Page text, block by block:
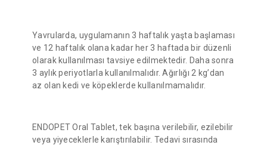
Yavrularda, uygulamanın 3 haftalık yaşta başlaması
ve 12 haftalık olana kadar her 3 haftada bir düzenli
olarak kullanılması tavsiye edilmektedir. Daha sonra
3 aylık periyotlarla kullanılmalıdır. Ağırlığı 2 kg’dan
az olan kedi ve köpeklerde kullanılmamalıdır.
ENDOPET Oral Tablet, tek başına verilebilir, ezilebilir
veya yiyeceklerle karıştırılabilir. Tedavi sırasında